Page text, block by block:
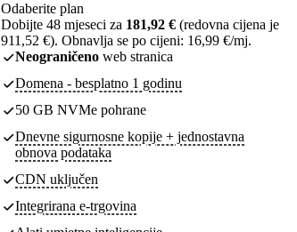
Odaberite plan
Dobijte 48 mjeseci za 181,92 € (redovna cijena je
911,52 €). Obnavlja se po cijeni: 16,99 €/mj.
Neograničeno web stranica
Domena - besplatno 1 godinu
50 GB NVMe pohrane
Dnevne sigurnosne kopije + jednostavna
obnova podataka
CDN uključen
Integrirana e-trgovina